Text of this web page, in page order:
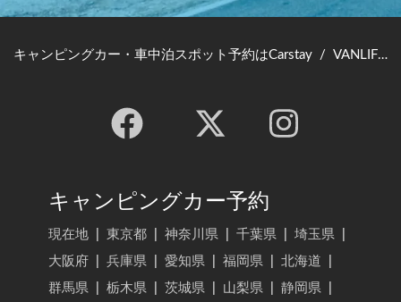
キャンピングカー・車中泊スポット予約はCarstay / VANLIFE JAPAN TOP
キャンピングカー予約
現在地 東京都 神奈川県 千葉県 埼玉県
大阪府
兵庫県 愛知県 福岡県 北海道
群馬県
栃木県 茨城県 山梨県 静岡県